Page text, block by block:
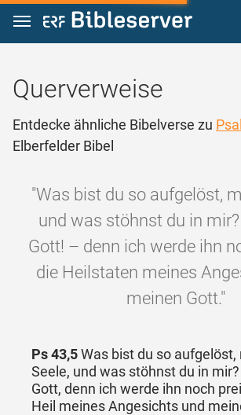
Zum Inhalt springen
Querverweise
Entdecke ähnliche Bibelverse zu
Elberfelder Bibel
"Was bist du so aufgelöst,
und was stöhnst du in
Gott! – denn ich werde ihn
die Heilstaten meines
meinen Gott."
Ps 43,5Was bist du so aufgelöst,
Seele, und was stöhnst du in
Gott, denn ich werde ihn noch
Heil meines Angesichts und